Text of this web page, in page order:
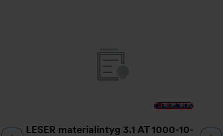
LESER materialintyg 3.1 AT 1000-10-